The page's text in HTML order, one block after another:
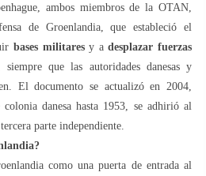
ambos miembros de la OTAN,
de Groenlandia, que estableció el
bases militaresy adesplazar fuerzas
que las autoridades danesas y
El documento se actualizó en 2004,
danesa hasta 1953, se adhirió al
parte independiente.
como una puerta de entrada al